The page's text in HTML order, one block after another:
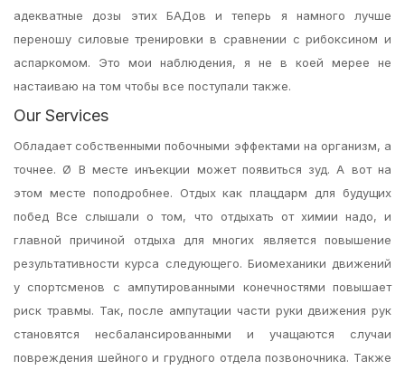
адекватные дозы этих БАДов и теперь я намного лучше
переношу силовые тренировки в сравнении с рибоксином и
аспаркомом. Это мои наблюдения, я не в коей мерее не
настаиваю на том чтобы все поступали также.
Our Services
Обладает собственными побочными эффектами на организм, а
точнее. Ø В месте инъекции может появиться зуд. А вот на
этом месте поподробнее. Отдых как плацдарм для будущих
побед Все слышали о том, что отдыхать от химии надо, и
главной причиной отдыха для многих является повышение
результативности курса следующего. Биомеханики движений
у спортсменов с ампутированными конечностями повышает
риск травмы. Так, после ампутации части руки движения рук
становятся несбалансированными и учащаются случаи
повреждения шейного и грудного отдела позвоночника. Также